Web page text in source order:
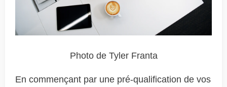
Photo de Tyler Franta
En commençant par une pré-qualification de vos